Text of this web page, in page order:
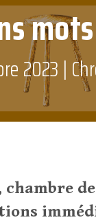
mots
2023 |
chambre